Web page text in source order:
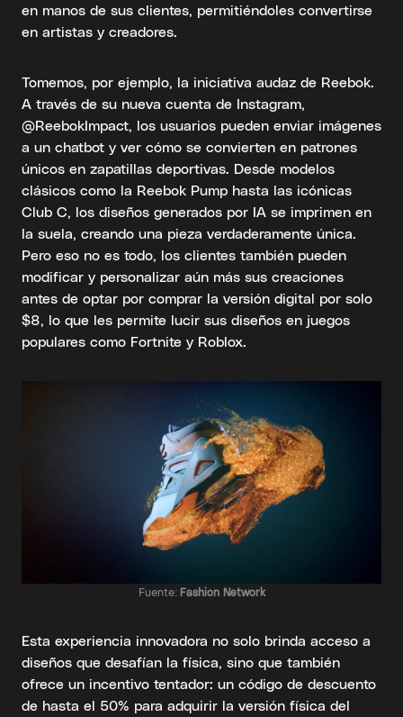
en manos de sus clientes, permitiéndoles convertirse
en artistas y creadores.
Tomemos, por ejemplo, la iniciativa audaz de Reebok.
A través de su nueva cuenta de Instagram,
@ReebokImpact, los usuarios pueden enviar imágenes
a un chatbot y ver cómo se convierten en patrones
únicos en zapatillas deportivas. Desde modelos
clásicos como la Reebok Pump hasta las icónicas
Club C, los diseños generados por IA se imprimen en
la suela, creando una pieza verdaderamente única.
Pero eso no es todo, los clientes también pueden
modificar y personalizar aún más sus creaciones
antes de optar por comprar la versión digital por solo
$8, lo que les permite lucir sus diseños en juegos
populares como Fortnite y Roblox.
Fuente: Fashion Network
Esta experiencia innovadora no solo brinda acceso a
diseños que desafían la física, sino que también
ofrece un incentivo tentador: un código de descuento
de hasta el 50% para adquirir la versión física del